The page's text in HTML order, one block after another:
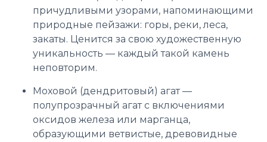
причудливыми узорами, напоминающими
природные пейзажи: горы, реки, леса,
закаты. Ценится за свою художественную
уникальность — каждый такой камень
неповторим.
Моховой (дендритовый) агат —
полупрозрачный агат с включениями
оксидов железа или марганца,
образующими ветвистые, древовидные